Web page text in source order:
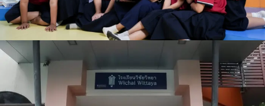
Super Admin